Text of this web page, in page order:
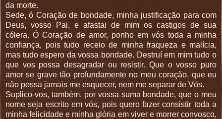
da morte.
Sede, ó Coração de bondade, minha justificação para com
Deus, vosso Pai, e afastai de mim os castigos de sua
cólera. Ó Coração de amor, ponho em vós toda a minha
confiança, pois tudo receio de minha fraqueza e malícia,
mas tudo espero da vossa bondade. Destruí em mim tudo o
que vos possa desagradar ou resistir. Que o vosso puro
amor se grave tão profundamente no meu coração, que eu
não possa jamais me esquecer, nem me separar de Vós.
Suplico-vos, também, por vossa suma bondade, que o meu
nome seja escrito em vós, pois quero fazer consistir toda a
minha felicidade e minha glória em viver e morrer convosco,